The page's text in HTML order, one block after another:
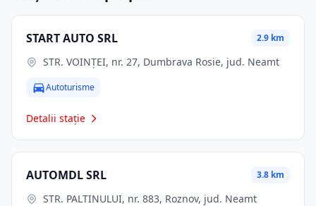
START AUTO SRL 2.9 km
STR. VOINŢEI, nr. 27, Dumbrava Rosie, jud. Neamt
Autoturisme
Detalii stație
AUTOMDL SRL 3.8 km
STR. PALTINULUI, nr. 883, Roznov, jud. Neamt